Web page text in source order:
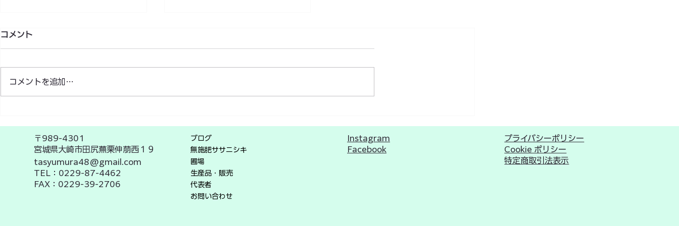
新しくなりました！
ふゆみずたんぼ とは、
コメント
コメントを追加…
〒989-4301
宮城県大崎市田尻蕪栗伸萠西１９
tasyumura48@gmail.com
TEL：0229-87-4462
FAX：0229-39-2706
ブログ
無施肥ササニシキ
圃場
生産品・販売
代表者
お問い合わせ
Instagram
Facebook
プライバシーポリシー
Cookie ポリシー
​特定商取引法表示